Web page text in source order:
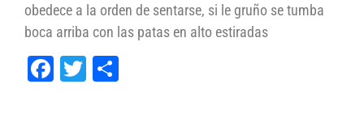
obedece a la orden de sentarse, si le gruño se tumba
boca arriba con las patas en alto estiradas
Facebook
Twitter